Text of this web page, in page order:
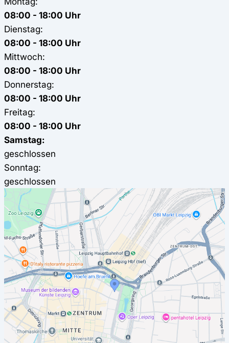
08:00 - 18:00 Uhr
Dienstag:
08:00 - 18:00 Uhr
Mittwoch:
08:00 - 18:00 Uhr
Donnerstag:
08:00 - 18:00 Uhr
Freitag:
08:00 - 18:00 Uhr
Samstag:
geschlossen
Sonntag:
geschlossen